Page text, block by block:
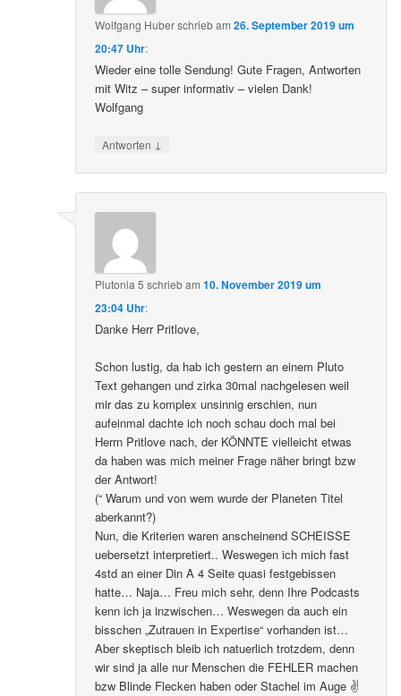
Wolfgang Huberschriebam26. September 2019 um
20:47 Uhr:
Wieder eine tolle Sendung! Gute Fragen, Antworten
mit Witz – super informativ – vielen Dank!
Wolfgang
Antworten ↓
Plutonia 5 schriebam10. November 2019 um
23:04 Uhr:
Danke Herr Pritlove,
Schon lustig, da hab ich gestern an einem Pluto
Text gehangen und zirka 30mal nachgelesen weil
mir das zu komplex unsinnig erschien, nun
aufeinmal dachte ich noch schau doch mal bei
Herrn Pritlove nach, der KÖNNTE vielleicht etwas
da haben was mich meiner Frage näher bringt bzw
der Antwort!
(“ Warum und von wem wurde der Planeten Titel
aberkannt?)
Nun, die Kriterien waren anscheinend SCHEISSE
uebersetzt interpretiert.. Weswegen ich mich fast
4std an einer Din A 4 Seite quasi festgebissen
hatte… Naja… Freu mich sehr, denn Ihre Podcasts
kenn ich ja inzwischen… Weswegen da auch ein
bisschen „Zutrauen in Expertise“ vorhanden ist…
Aber skeptisch bleib ich natuerlich trotzdem, denn
wir sind ja alle nur Menschen die FEHLER machen
bzw Blinde Flecken haben oder Stachel im Auge ✌️